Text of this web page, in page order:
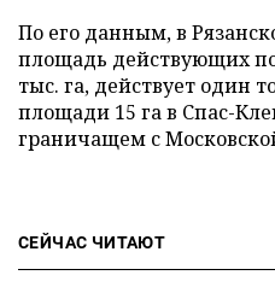
По его данным, в
площадь действующих
тыс. га, действует один
площади 15 га в Спас-
граничащем с
СЕЙЧАС ЧИТАЮТ